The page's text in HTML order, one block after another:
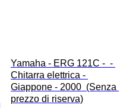
Yamaha - ERG 121C -  -
Chitarra elettrica -
Giappone - 2000  (Senza
prezzo di riserva)